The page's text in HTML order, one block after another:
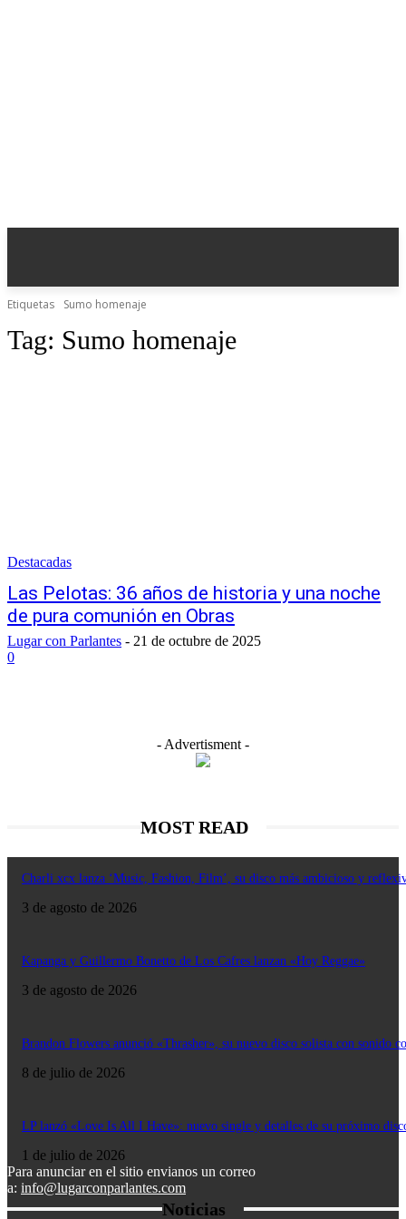
Etiquetas Sumo homenaje
Tag: Sumo homenaje
Destacadas
Las Pelotas: 36 años de historia y una noche
de pura comunión en Obras
Lugar con Parlantes - 21 de octubre de 2025
0
- Advertisment -
MOST READ
Charli xcx lanza ‘Music, Fashion, Film’, su disco más ambicioso y
3 de agosto de 2026
Kapanga y Guillermo Bonetto de Los Cafres lanzan «Hoy Reggae»
3 de agosto de 2026
Brandon Flowers anunció «Thrasher», su nuevo disco solista con sonido
8 de julio de 2026
LP lanzó «Love Is All I Have»: nuevo single y detalles de su próximo
1 de julio de 2026
Para anunciar en el sitio envianos un correo
a: info@lugarconparlantes.com
Noticias